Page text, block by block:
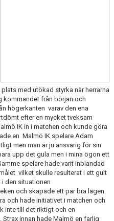
med utökad styrka när herrarna
kommandet från början och
högerkanten varav den ena
efter en mycket tveksam
IK in i matchen och kunde göra
en Malmö IK spelare Adam
men man är ju ansvarig för sin
upp det gula men i mina ögon ett
spelare hade varit inblandad
vilket skulle resulterat i ett gult
den situationen
och skapade ett par bra lägen.
och hade initiativet i matchen och
inte till det riktigt och en
innan hade Malmö en farlig